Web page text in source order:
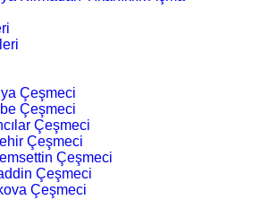
Çeşmeci
Çeşmeci
Çeşmeci
Çeşmeci
Çeşmeci
Çeşmeci
Çeşmeci